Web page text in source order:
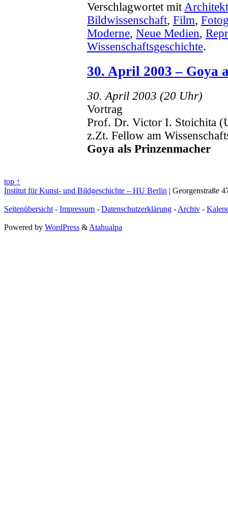
Verschlagwortet mit
Bildwissenschaft, Film,
Moderne, Neue Medien,
Wissenschaftsgeschichte.
30. April 2003 – Goya
30. April 2003 (20 Uhr)
Vortrag
Prof. Dr. Victor I. Stoichita
z.Zt. Fellow am
Goya als Prinzenmacher
top ↑
Institut für Kunst- und Bildgeschichte – HU Berlin | Georgenstraße
Seitenübersicht - Impressum - Datenschutzerklärung - Archiv -
Powered by WordPress & Atahualpa